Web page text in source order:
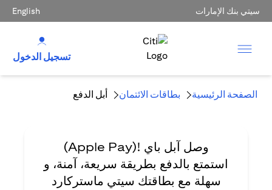
سيتي بنك الإمارات English
تسجيل الدخول
الصفحة الرئيسية بطاقات الائتمان أبل الدفع
وصل آبل باي !(Apple Pay)
استمتع بالدفع بطريقة سريعة، آمنة، و
سهلة مع بطاقتك سيتي ماستركارد